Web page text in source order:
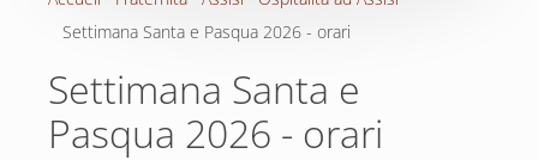
Settimana Santa e Pasqua 2026 - orari
Settimana Santa e
Pasqua 2026 - orari